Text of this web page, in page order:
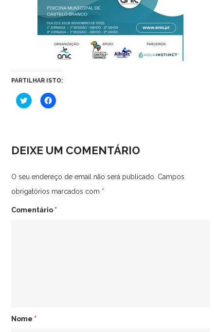
PARTILHAR ISTO:
Click
to
window)
Click
to
window)
DEIXE UM COMENTÁRIO
O seu endereço de email não será publicado. Campos
obrigatórios marcados com *
Comentário *
Nome *